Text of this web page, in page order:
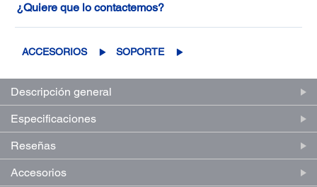
¿Quiere que lo contactemos?
ACCESORIOS SOPORTE
Descripción general
Especificaciones
Reseñas
Accesorios